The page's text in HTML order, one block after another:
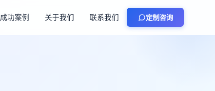
成功案例 关于我们 联系我们 定制咨询